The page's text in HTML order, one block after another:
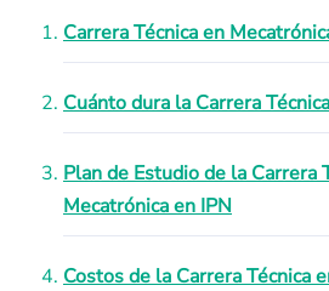
Carrera Técnica en
Cuánto dura la Carrera
Plan de Estudio de la Carrera
Mecatrónica en IPN
Costos de la Carrera Técnica